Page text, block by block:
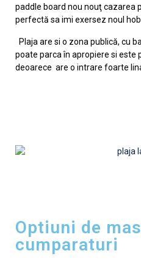
paddle board nou nouţ cazarea
perfectă sa imi exersez noul
Plaja are si o zona publică, cu
poate parca în apropiere si
deoarece are o intrare foarte
Optiuni de
cumparaturi